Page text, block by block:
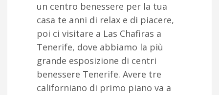
un centro benessere per la tua
casa te anni di relax e di piacere,
poi ci visitare a Las Chafiras a
Tenerife, dove abbiamo la più
grande esposizione di centri
benessere Tenerife. Avere tre
californiano di primo piano va a